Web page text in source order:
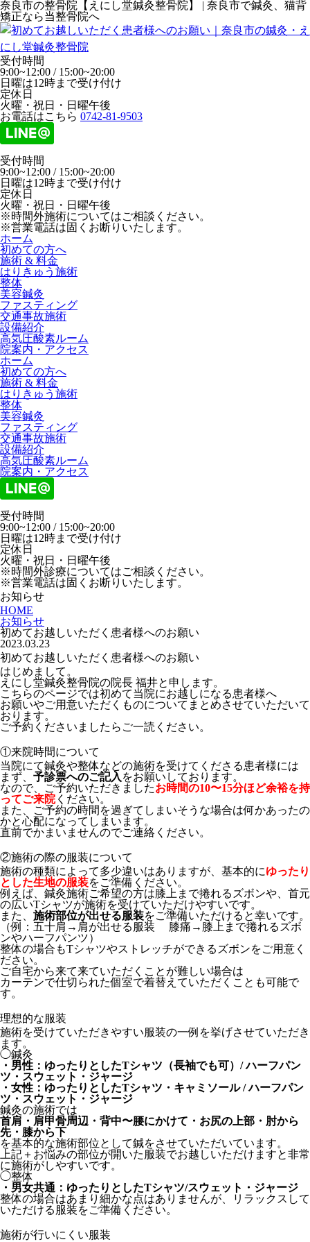
奈良市の整骨院【えにし堂鍼灸整骨院】 | 奈良市で鍼灸、猫背
矯正なら当整骨院へ
受付時間
9:00~12:00 / 15:00~20:00
日曜は12時まで受け付け
定休日
火曜・祝日・日曜午後
お電話はこちら 0742-81-9503
受付時間
9:00~12:00 / 15:00~20:00
日曜は12時まで受け付け
定休日
火曜・祝日・日曜午後
※時間外施術についてはご相談ください。
※営業電話は固くお断りいたします。
ホーム
初めての方へ
施術 & 料金
はりきゅう施術
整体
美容鍼灸
ファスティング
交通事故施術
設備紹介
高気圧酸素ルーム
院案内・アクセス
ホーム
初めての方へ
施術 & 料金
はりきゅう施術
整体
美容鍼灸
ファスティング
交通事故施術
設備紹介
高気圧酸素ルーム
院案内・アクセス
受付時間
9:00~12:00 / 15:00~20:00
日曜は12時まで受け付け
定休日
火曜・祝日・日曜午後
※時間外診療についてはご相談ください。
※営業電話は固くお断りいたします。
お知らせ
HOME
お知らせ
初めてお越しいただく患者様へのお願い
2023.03.23
初めてお越しいただく患者様へのお願い
はじめまして。
えにし堂鍼灸整骨院の院長 福井と申します。
こちらのページでは初めて当院にお越しになる患者様へ
お願いやご用意いただくものについてまとめさせていただいて
おります。
ご予約くださいましたらご一読ください。
①来院時間について
当院にて鍼灸や整体などの施術を受けてくださる患者様には
まず、 予診票へのご記入 をお願いしております。
なので、ご予約いただきましたお時間の10〜15分ほど余裕を持
ってご来院ください。
また、ご予約の時間を過ぎてしまいそうな場合は何かあったの
かと心配になってしまいます。
直前でかまいませんのでご連絡ください。
②施術の際の服装について
施術の種類によって多少違いはありますが、基本的にゆったり
とした生地の服装をご準備ください。
例えば、鍼灸施術ご希望の方は膝上まで捲れるズボンや、首元
の広いTシャツが施術を受けていただけやすいです。
また、 施術部位が出せる服装をご準備いただけると幸いです。
（例：五十肩→肩が出せる服装 膝痛→膝上まで捲れるズボ
ンやハーフパンツ）
整体の場合もTシャツやストレッチができるズボンをご用意く
ださい。
ご自宅から来て来ていただくことが難しい場合は
カーテンで仕切られた個室で着替えていただくことも可能で
す。
理想的な服装
施術を受けていただきやすい服装の一例を挙げさせていただき
ます。
◯鍼灸
・男性：ゆったりとしたTシャツ（長袖でも可）/ ハーフパン
ツ・スウェット・ジャージ
・女性：ゆったりとしたTシャツ・キャミソール / ハーフパン
ツ・スウェット・ジャージ
鍼灸の施術では
首肩・肩甲骨周辺・背中〜腰にかけて・お尻の上部・肘から
先・膝から下
を基本的な施術部位として鍼をさせていただいています。
上記＋お悩みの部位が開いた服装でお越しいただけますと非常
に施術がしやすいです。
◯整体
・男女共通：ゆったりとしたTシャツ/スウェット・ジャージ
整体の場合はあまり細かな点はありませんが、リラックスして
いただける服装をご準備ください。
施術が行いにくい服装